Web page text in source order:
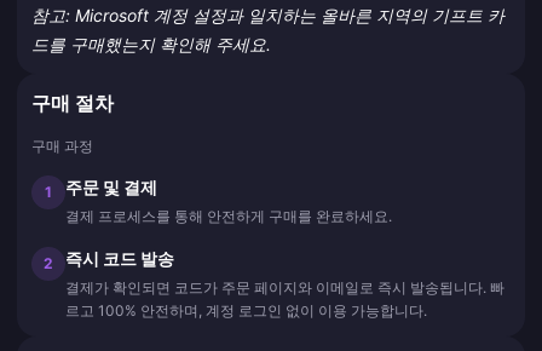
참고: Microsoft 계정 설정과 일치하는 올바른 지역의 기프트 카
드를 구매했는지 확인해 주세요.
구매 절차
구매 과정
1 주문 및 결제
결제 프로세스를 통해 안전하게 구매를 완료하세요.
2 즉시 코드 발송
결제가 확인되면 코드가 주문 페이지와 이메일로 즉시 발송됩니다. 빠
르고 100% 안전하며, 계정 로그인 없이 이용 가능합니다.